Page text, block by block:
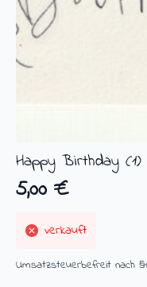
Happy Birthday (1)
5,00 €
verkauft
Umsatzsteuerbefreit nach